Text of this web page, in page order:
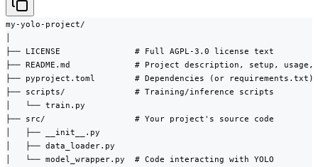
my-yolo-project/
├── LICENSE               # Full AGPL-3.0 license text
├── README.md             # Project description, setup,
├── pyproject.toml        # Dependencies (or requirements.txt)
├── scripts/              # Training/inference scripts
│   └── train.py
├── src/                  # Your project's source code
│   ├── __init__.py
│   ├── data_loader.py
│   └── model_wrapper.py  # Code interacting with YOLO